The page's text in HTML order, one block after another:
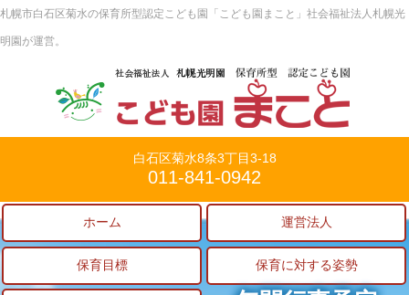
札幌市白石区菊水の保育所型認定こども園「こども園まこと」社会福祉法人札幌光
明園が運営。
白石区菊水8条3丁目3-18
011-841-0942
ホーム 運営法人
保育目標 保育に対する姿勢